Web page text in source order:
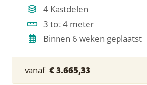
4 Kastdelen
3 tot 4 meter
Binnen 6 weken geplaatst
vanaf € 3.665,33